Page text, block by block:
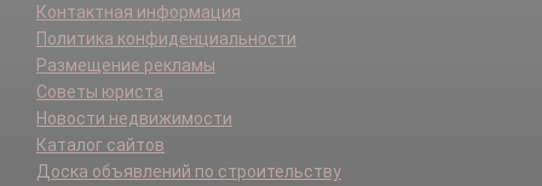
Контактная информация
Политика конфиденциальности
Размещение рекламы
Советы юриста
Новости недвижимости
Каталог сайтов
Доска объявлений по строительству